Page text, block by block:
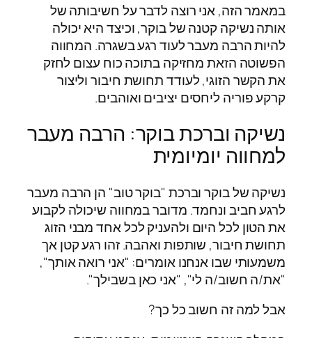
במאמר הזה, אני רוצה לדבר על חשיבותה של
אותה נשיקה קטנה של בוקר, וכיצד היא יכולה
להיות הרבה מעבר לעוד רגע בשגרה. המחווה
הפשוטה הזאת מחזיקה בתוכה כוח עצום לחזק
את הקשר הזוגי, לעודד תחושת חיבור וליצור
קרקע פוריה ליחסים יציבים ואוהבים.
נשיקה וברכת בוקר: הרבה מעבר
למחווה יומיומית
נשיקה של בוקר וברכת "בוקר טוב" הן הרבה מעבר
לרגע חביב ונחמד. מדובר במחווה שיכולה לקבוע
את הטון לכל היום ולהעניק לכל אחד מבני הזוג
תחושת חיבור, שותפות ואהבה. זהו רגע קטן אך
משמעותי שבו אנחנו אומרים: "אני רואה אותך",
"את/ה חשוב/ה לי", "אני כאן בשבילך".
אבל למה זה חשוב כל כך?